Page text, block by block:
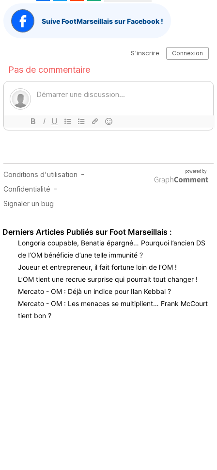
Suive FootMarseillais sur Facebook !
Derniers Articles Publiés sur Foot Marseillais :
Longoria coupable, Benatia épargné… Pourquoi l’ancien DS
de l’OM bénéficie d’une telle immunité ?
Joueur et entrepreneur, il fait fortune loin de l’OM !
L’OM tient une recrue surprise qui pourrait tout changer !
Mercato - OM : Déjà un indice pour Ilan Kebbal ?
Mercato - OM : Les menaces se multiplient… Frank McCourt
tient bon ?